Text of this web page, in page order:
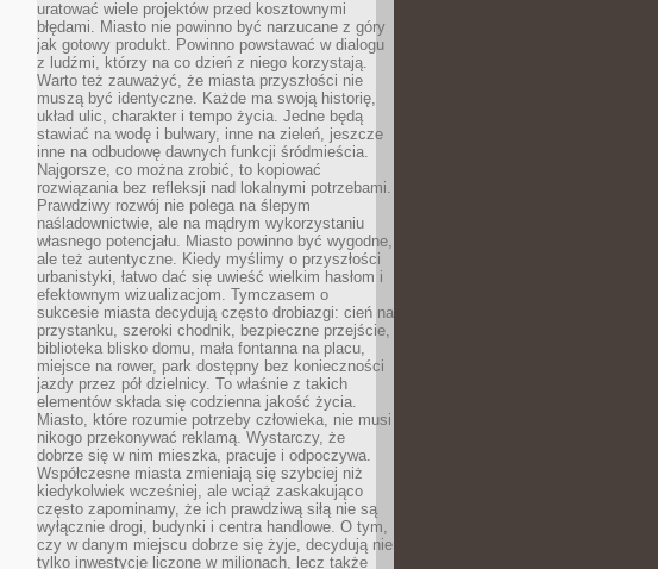
uratować wiele projektów przed kosztownymi
błędami. Miasto nie powinno być narzucane z góry
jak gotowy produkt. Powinno powstawać w dialogu
z ludźmi, którzy na co dzień z niego korzystają.
Warto też zauważyć, że miasta przyszłości nie
muszą być identyczne. Każde ma swoją historię,
układ ulic, charakter i tempo życia. Jedne będą
stawiać na wodę i bulwary, inne na zieleń, jeszcze
inne na odbudowę dawnych funkcji śródmieścia.
Najgorsze, co można zrobić, to kopiować
rozwiązania bez refleksji nad lokalnymi potrzebami.
Prawdziwy rozwój nie polega na ślepym
naśladownictwie, ale na mądrym wykorzystaniu
własnego potencjału. Miasto powinno być wygodne,
ale też autentyczne. Kiedy myślimy o przyszłości
urbanistyki, łatwo dać się uwieść wielkim hasłom i
efektownym wizualizacjom. Tymczasem o
sukcesie miasta decydują często drobiazgi: cień na
przystanku, szeroki chodnik, bezpieczne przejście,
biblioteka blisko domu, mała fontanna na placu,
miejsce na rower, park dostępny bez konieczności
jazdy przez pół dzielnicy. To właśnie z takich
elementów składa się codzienna jakość życia.
Miasto, które rozumie potrzeby człowieka, nie musi
nikogo przekonywać reklamą. Wystarczy, że
dobrze się w nim mieszka, pracuje i odpoczywa.
Współczesne miasta zmieniają się szybciej niż
kiedykolwiek wcześniej, ale wciąż zaskakująco
często zapominamy, że ich prawdziwą siłą nie są
wyłącznie drogi, budynki i centra handlowe. O tym,
czy w danym miejscu dobrze się żyje, decydują nie
tylko inwestycje liczone w milionach, lecz także